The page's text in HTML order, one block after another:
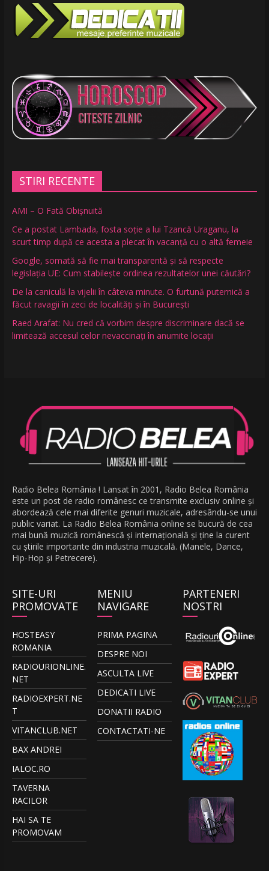
STIRI RECENTE
AMI – O Fată Obişnuită
Ce a postat Lambada, fosta soție a lui Tzancă Uraganu, la
scurt timp după ce acesta a plecat în vacanță cu o altă femeie
Google, somată să fie mai transparentă și să respecte
legislația UE: Cum stabilește ordinea rezultatelor unei căutări?
De la caniculă la vijelii în câteva minute. O furtună puternică a
făcut ravagii în zeci de localități și în București
Raed Arafat: Nu cred că vorbim despre discriminare dacă se
limitează accesul celor nevaccinați în anumite locații
Radio Belea România ! Lansat în 2001, Radio Belea România
este un post de radio românesc ce transmite exclusiv online și
abordează cele mai diferite genuri muzicale, adresându-se unui
public variat. La Radio Belea România online se bucură de cea
mai bună muzică românescă și internațională și ține la curent
cu știrile importante din industria muzicală. (Manele, Dance,
Hip-Hop și Petrecere).
SITE-URI
PROMOVATE
HOSTEASY
ROMANIA
RADIOURIONLINE.
NET
RADIOEXPERT.NE
T
VITANCLUB.NET
BAX ANDREI
IALOC.RO
TAVERNA
RACILOR
HAI SA TE
PROMOVAM
MENIU
NAVIGARE
PRIMA PAGINA
DESPRE NOI
ASCULTA LIVE
DEDICATI LIVE
DONATII RADIO
CONTACTATI-NE
PARTENERI
NOSTRI